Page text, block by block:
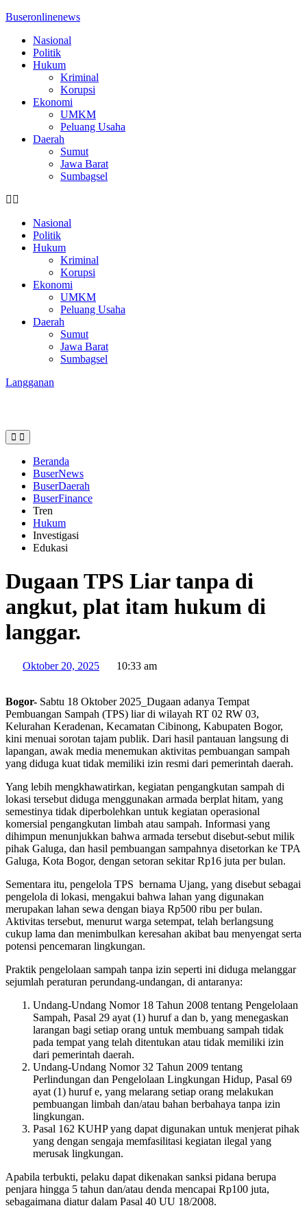
Buseronlinenews
Nasional
Politik
Hukum
Kriminal
Korupsi
Ekonomi
UMKM
Peluang Usaha
Daerah
Sumut
Jawa Barat
Sumbagsel
Nasional
Politik
Hukum
Kriminal
Korupsi
Ekonomi
UMKM
Peluang Usaha
Daerah
Sumut
Jawa Barat
Sumbagsel
Langganan
Beranda
BuserNews
BuserDaerah
BuserFinance
Tren
Hukum
Investigasi
Edukasi
Dugaan TPS Liar tanpa di
angkut, plat itam hukum di
langgar.
Oktober 20, 2025 10:33 am
Bogor- Sabtu 18 Oktober 2025_Dugaan adanya Tempat
Pembuangan Sampah (TPS) liar di wilayah RT 02 RW 03,
Kelurahan Keradenan, Kecamatan Cibinong, Kabupaten Bogor,
kini menuai sorotan tajam publik. Dari hasil pantauan langsung di
lapangan, awak media menemukan aktivitas pembuangan sampah
yang diduga kuat tidak memiliki izin resmi dari pemerintah daerah.
Yang lebih mengkhawatirkan, kegiatan pengangkutan sampah di
lokasi tersebut diduga menggunakan armada berplat hitam, yang
semestinya tidak diperbolehkan untuk kegiatan operasional
komersial pengangkutan limbah atau sampah. Informasi yang
dihimpun menunjukkan bahwa armada tersebut disebut-sebut milik
pihak Galuga, dan hasil pembuangan sampahnya disetorkan ke TPA
Galuga, Kota Bogor, dengan setoran sekitar Rp16 juta per bulan.
Sementara itu, pengelola TPS bernama Ujang, yang disebut sebagai
pengelola di lokasi, mengakui bahwa lahan yang digunakan
merupakan lahan sewa dengan biaya Rp500 ribu per bulan.
Aktivitas tersebut, menurut warga setempat, telah berlangsung
cukup lama dan menimbulkan keresahan akibat bau menyengat serta
potensi pencemaran lingkungan.
Praktik pengelolaan sampah tanpa izin seperti ini diduga melanggar
sejumlah peraturan perundang-undangan, di antaranya:
Undang-Undang Nomor 18 Tahun 2008 tentang Pengelolaan
Sampah, Pasal 29 ayat (1) huruf a dan b, yang menegaskan
larangan bagi setiap orang untuk membuang sampah tidak
pada tempat yang telah ditentukan atau tidak memiliki izin
dari pemerintah daerah.
Undang-Undang Nomor 32 Tahun 2009 tentang
Perlindungan dan Pengelolaan Lingkungan Hidup, Pasal 69
ayat (1) huruf e, yang melarang setiap orang melakukan
pembuangan limbah dan/atau bahan berbahaya tanpa izin
lingkungan.
Pasal 162 KUHP yang dapat digunakan untuk menjerat pihak
yang dengan sengaja memfasilitasi kegiatan ilegal yang
merusak lingkungan.
Apabila terbukti, pelaku dapat dikenakan sanksi pidana berupa
penjara hingga 5 tahun dan/atau denda mencapai Rp100 juta,
sebagaimana diatur dalam Pasal 40 UU 18/2008.